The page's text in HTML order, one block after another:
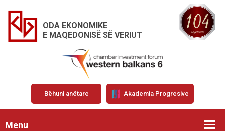
ODA EKONOMIKE
E MAQEDONISË SË VERIUT
Bëhuni anëtare Akademia Progresive
Menu